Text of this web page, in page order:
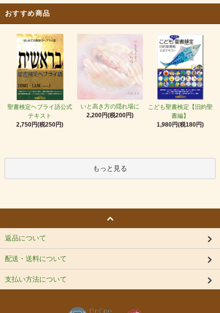
おすすめ商品
聖書検定ヘブライ語公式
テキスト
2,750円(税250円)
いと高き方の隠れ場に
2,200円(税200円)
こども聖書検定【旧約聖
書編】
1,980円(税180円)
もっと見る
返品について
配送・送料について
支払い方法について